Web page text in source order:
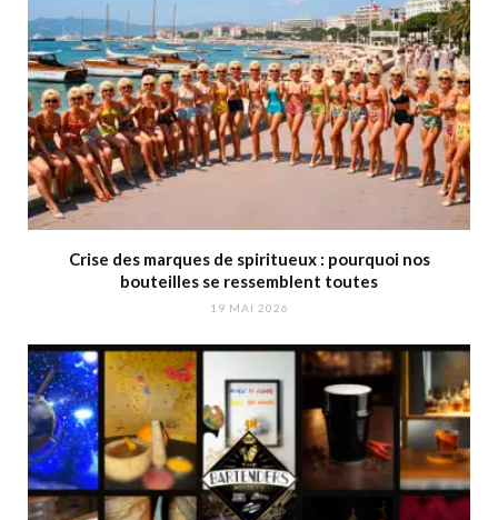
Crise des marques de spiritueux : pourquoi nos
bouteilles se ressemblent toutes
19 MAI 2026